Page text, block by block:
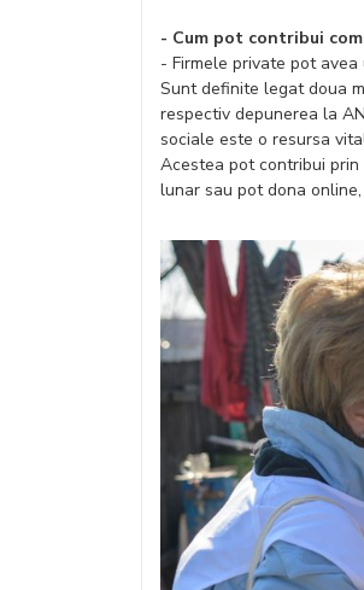
- Cum pot contribui
- Firmele private pot
Sunt definite legat doua
respectiv depunerea la
sociale este o resursa
Acestea pot contribui
lunar sau pot dona